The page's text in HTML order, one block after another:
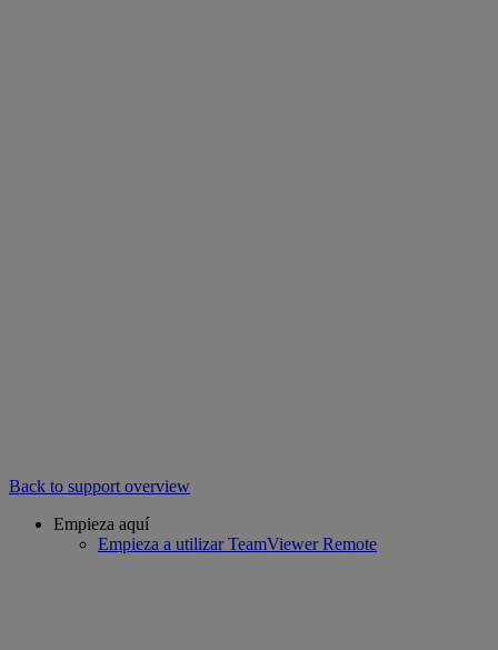
Back to support overview
Empieza aquí
Empieza a utilizar TeamViewer Remote